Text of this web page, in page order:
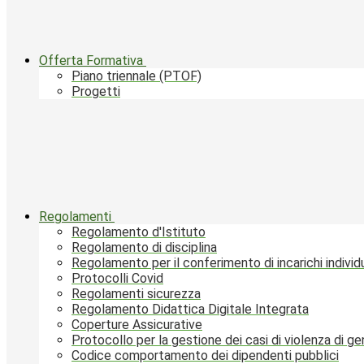
Offerta Formativa
Piano triennale (PTOF)
Progetti
Regolamenti
Regolamento d'Istituto
Regolamento di disciplina
Regolamento per il conferimento di incarichi
Protocolli Covid
Regolamenti sicurezza
Regolamento Didattica Digitale Integrata
Coperture Assicurative
Protocollo per la gestione dei casi di violenza di
Codice comportamento dei dipendenti pubblici